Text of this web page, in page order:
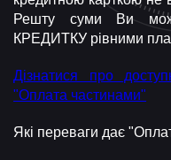
Решту суми Ви
КРЕДИТКУ рівними
Дізнатися про
"Оплата частинами"
Які переваги дає